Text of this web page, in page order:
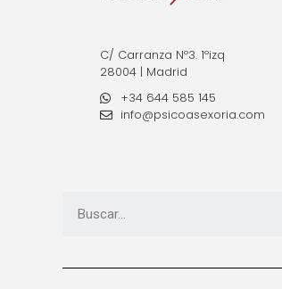
C/ Carranza Nº3. 1ºizq
28004 | Madrid
+34 644 585 145
info@psicoasexoria.com